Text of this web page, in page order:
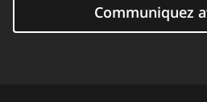
Communiquez